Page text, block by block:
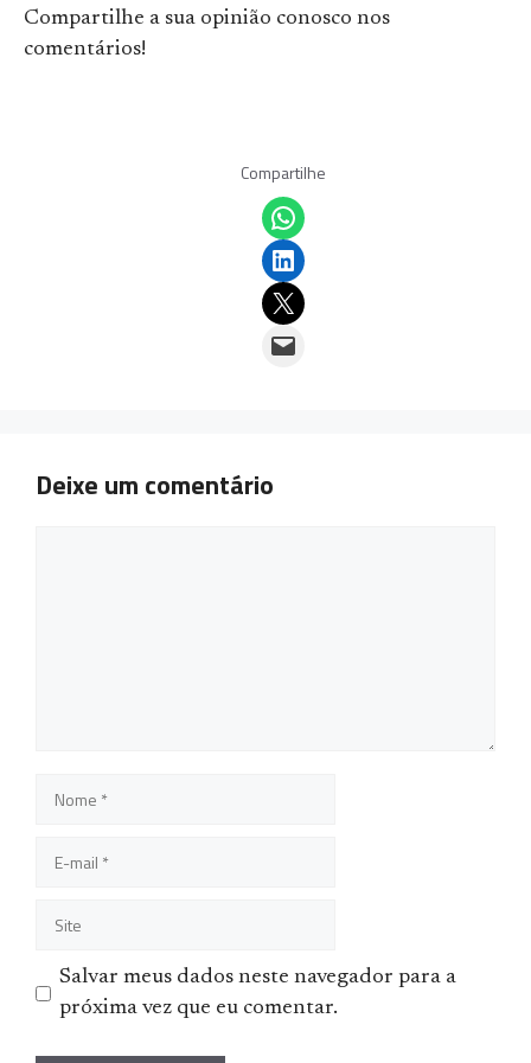
Compartilhe a sua opinião conosco nos
comentários!
Compartilhe
Share on WhatsApp
Share on LinkedIn
Email this Page
Email this Page
Deixe um comentário
mail
Salvar meus dados neste navegador para a
próxima vez que eu comentar.